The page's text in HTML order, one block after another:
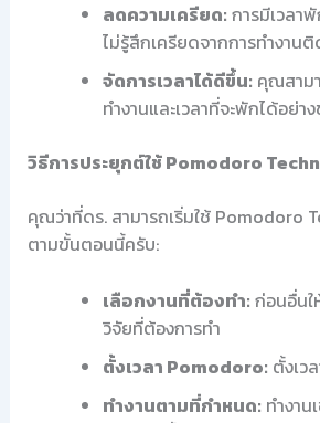
ลดความเครียด: การมีเวลา
ไม่รู้สึกเครียดจากการทำงาน
จัดการเวลาได้ดีขึ้น: คุณสาม
ทำงานและเวลาที่จะพักได้อย่า
วิธีการประยุกต์ใช้ Pomodoro
คุณว่าที่ดร. สามารถเริ่มใช้ Pomodoro
ตามขั้นตอนนี้ครับ:
เลือกงานที่ต้องทำ: ก่อนอื่น
วิจัยที่ต้องการทำ
ตั้งเวลา Pomodoro: ตั้งเว
ทำงานตามที่กำหนด: ทำงาน